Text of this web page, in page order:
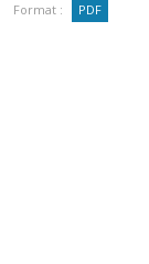
Format : PDF